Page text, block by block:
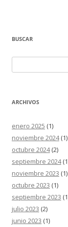
BUSCAR
ARCHIVOS
enero 2025 (1)
noviembre 2024(1)
octubre 2024(2)
septiembre 2024
noviembre 2023 (1)
octubre 2023 (1)
septiembre 2023
julio 2023 (2)
junio 2023 (1)